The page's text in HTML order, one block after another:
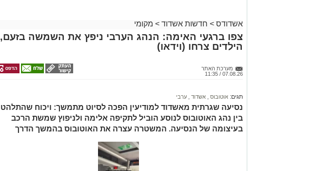
אשדודס > חדשות אשדוד > מקומי
צפו ברגעי האימה: הנהג הערבי ניפץ את השמשה בזעם,
הילדים צרחו (וידאו)
מערכת האתר
07.08.26 / 11:35
תגים: אוטובוס אשדוד ערבי
נסיעה שגרתית מאשדוד למודיעין הפכה לסיוט מתמשך: ויכוח שהתלהט
בין נהג האוטובוס לנוסע הוביל לתקיפה אלימה ולניפוץ שמשת הרכב
בעיצומה של הנסיעה. המשטרה עצרה את האוטובוס בהמשך הדרך